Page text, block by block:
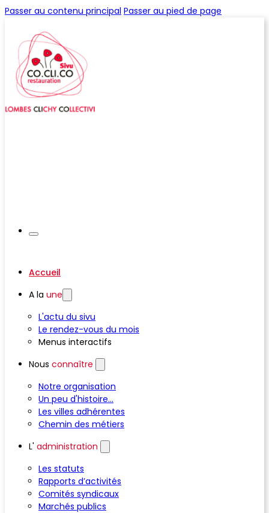
Passer au contenu principal Passer au pied de page
Accueil
A la une
L'actu du sivu
Le rendez-vous du mois
Menus interactifs
Nous connaître
Notre organisation
Un peu d'histoire...
Les villes adhérentes
Chemin des métiers
L' administration
Les statuts
Rapports d’activités
Comités syndicaux
Marchés publics